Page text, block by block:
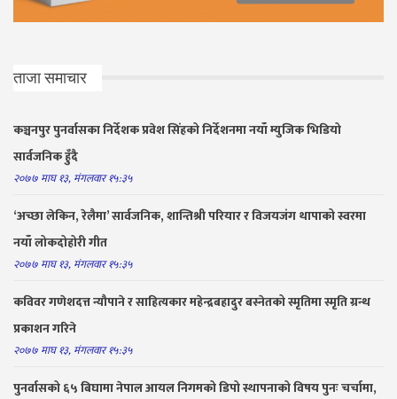
ताजा समाचार
कञ्चनपुर पुनर्वासका निर्देशक प्रवेश सिंहको निर्देशनमा नयाँ म्युजिक भिडियो
सार्वजनिक हुँदै
२०७७ माघ १३, मंगलवार १५:३५
‘अच्छा लेकिन, रेलैमा’ सार्वजनिक, शान्तिश्री परियार र विजयजंग थापाको स्वरमा
नयाँ लोकदोहोरी गीत
२०७७ माघ १३, मंगलवार १५:३५
कविवर गणेशदत्त न्यौपाने र साहित्यकार महेन्द्रबहादुर बस्नेतको स्मृतिमा स्मृति ग्रन्थ
प्रकाशन गरिने
२०७७ माघ १३, मंगलवार १५:३५
पुनर्वासको ६५ बिघामा नेपाल आयल निगमको डिपो स्थापनाको विषय पुनः चर्चामा,